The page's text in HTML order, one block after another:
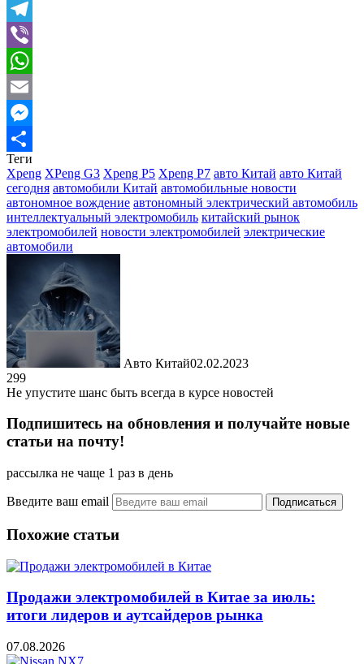
Twitter
Telegram
Viber
WhatsApp
Email
Messenger
Отправить
Теги
Xpeng XPeng G3 Xpeng P5 Xpeng P7 авто Китай авто Китай
сегодня автомобили Китай автомобильные новости
автономное вождение автономный электрический автомобиль
интеллектуальный электромобиль китайский рынок
электромобилей новости электромобилей электрические
автомобили
Авто Китай02.02.2023
299
Не упустите шанс быть всегда в курсе новостей
Подпишитесь на обновления и получайте новые
статьи на почту!
рассылка не чаще 1 раз в день
Введите ваш email
Похожие статьи
Продажи электромобилей в Китае за июль:
итоги лидеров и аутсайдеров рынка
07.08.2026